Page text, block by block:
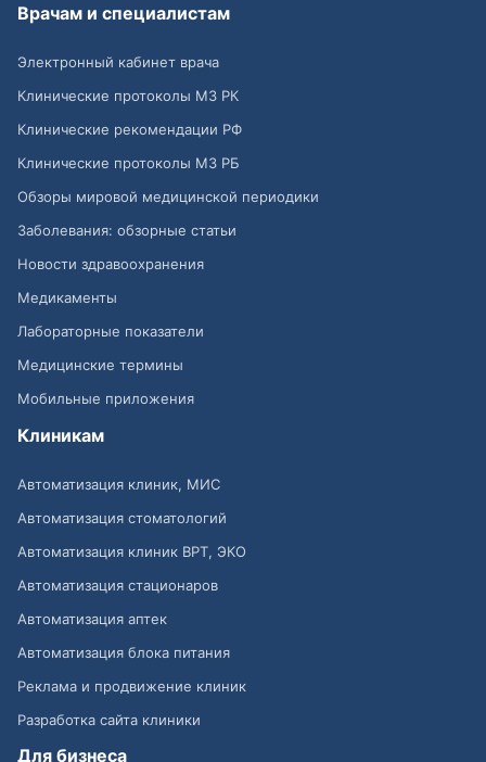
Врачам и специалистам
Электронный кабинет врача
Клинические протоколы МЗ РК
Клинические рекомендации РФ
Клинические протоколы МЗ РБ
Обзоры мировой медицинской периодики
Заболевания: обзорные статьи
Новости здравоохранения
Медикаменты
Лабораторные показатели
Медицинские термины
Мобильные приложения
Клиникам
Автоматизация клиник, МИС
Автоматизация стоматологий
Автоматизация клиник ВРТ, ЭКО
Автоматизация стационаров
Автоматизация аптек
Автоматизация блока питания
Реклама и продвижение клиник
Разработка сайта клиники
Для бизнеса